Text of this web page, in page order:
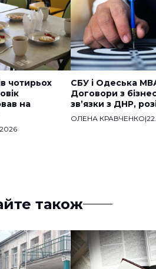
чотирьох
на
СБУ і Одеська
Договори з
звʼязки з ДНР,
ОЛЕНА КРАВЧЕНКО|
також